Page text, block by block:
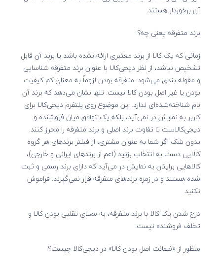
آن برخوردار هستند.
برند متفرقه یعنی چه؟
زمانی که یک کالا از برند معتبری ارائه نشده باشد یا برند آن قابل
تشخیص نباشد، از نظر دیجی‌کالا با عنوان برند متفرقه شناسایی
و مقوله بندی می‌شود. متفرقه بودن لزوماً به معنای کم کیفیت
بودن یا غیر اصل بودن کالا نیست. تنها نشان می‌دهد که برند آن
نام شناخته‌شده‌ای ندارد. این موضوع روی پلتفرم دیجی‌کالا برای
کاربر به نمایش در نمی‌آید، بلکه یک توافق میان فروشنده و
دیجی‌کالاست تا تفاوت برند اصلی و برند متفرقه را محرز کنند.
بدون شک اگر شما به عنوان مشتری، از فیلتر برندهای هر گروه
کالایی دست به انتخاب بزنید (اعم از برندهای ایرانی و خارجی)،
کالاهایی برایتان به نمایش در می‌آید که دارای برند رسمی و ثبت
شده هستند و در زمره برندهای متفرقه قرار نمی‌گیرند. فراموش
نکنید
درج شدن یک کالا با برند متفرقه، به معنای تقلبی بودن کالا و
تخلف فروشنده نیست.
منظور از «ضمانت اصل بودن کالا» در دیجی‌کالا چیست؟